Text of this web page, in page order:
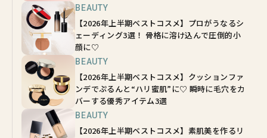
BEAUTY
【2026年上半期ベストコスメ】プロがうなるシ
ェーディング3選！ 骨格に溶け込んで圧倒的小
顔に♡
BEAUTY
【2026年上半期ベストコスメ】クッションファ
ンデでぷるんと“ハリ蜜肌”に♡ 瞬時に毛穴をカ
バーする優秀アイテム3選
BEAUTY
【2026年上半期ベストコスメ】素肌美を作るリ